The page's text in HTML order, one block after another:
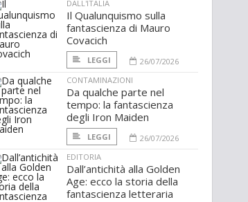
DALL'ITALIA
Il Qualunquismo sulla
fantascienza di Mauro
Covacich
LEGGI
26/07/2026
CONTAMINAZIONI
Da qualche parte nel
tempo: la fantascienza
degli Iron Maiden
LEGGI
26/07/2026
EDITORIA
Dall’antichità alla Golden
Age: ecco la storia della
fantascienza letteraria